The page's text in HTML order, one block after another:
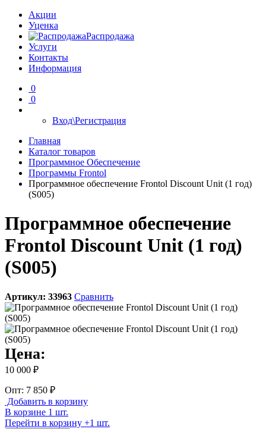
Акции
Уценка
Распродажа
Услуги
Контакты
Информация
0
0
Вход\Регистрация
Главная
Каталог товаров
Программное Обеспечение
Программы Frontol
Программное обеспечение Frontol Discount Unit (1 год)
(S005)
Программное обеспечение
Frontol Discount Unit (1 год)
(S005)
Артикул: 33963 Сравнить
Цена:
10 000 ₽
Опт: 7 850 ₽
Добавить в корзину
В корзине 1 шт.
Перейти в корзину +1 шт.